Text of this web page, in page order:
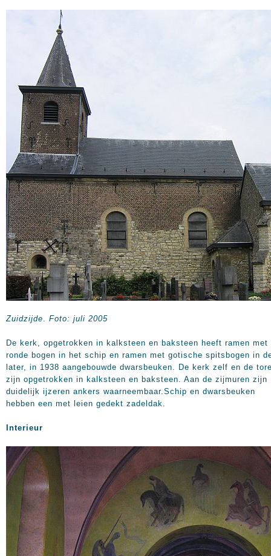
Zuidzijde. Foto: juli 2005
De kerk, opgetrokken in kalksteen en baksteen heeft ramen met
ronde bogen in het schip en ramen met gotische spitsbogen in
later, in 1938 aangebouwde dwarsbeuken. De kerk zelf en de
zijn opgetrokken in kalksteen en baksteen. Aan de zijmuren zijn
duidelijk ijzeren ankers waarneembaar.Schip en dwarsbeuken
hebben een met leien gedekt zadeldak.
Interieur